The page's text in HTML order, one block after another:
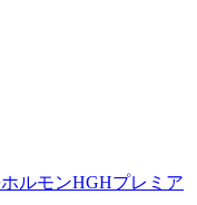
ルモンHGHプレミア